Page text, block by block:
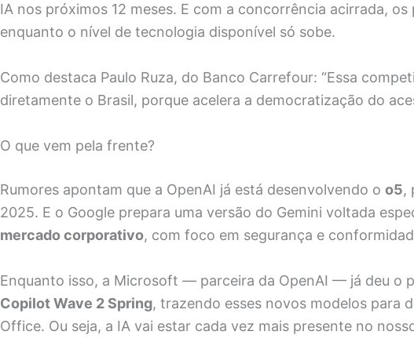
IA nos próximos 12 meses. E com a concorrência acirrada,
enquanto o nível de tecnologia disponível só sobe.
Como destaca Paulo Ruza, do Banco Carrefour: “Essa
diretamente o Brasil, porque acelera a democratização do
O que vem pela frente?
Rumores apontam que a OpenAI já está desenvolvendo o o5,
2025. E o Google prepara uma versão do Gemini voltada
mercado corporativo, com foco em segurança e
Enquanto isso, a Microsoft — parceira da OpenAI — já deu o
Copilot Wave 2 Spring, trazendo esses novos modelos para
Office. Ou seja, a IA vai estar cada vez mais presente no